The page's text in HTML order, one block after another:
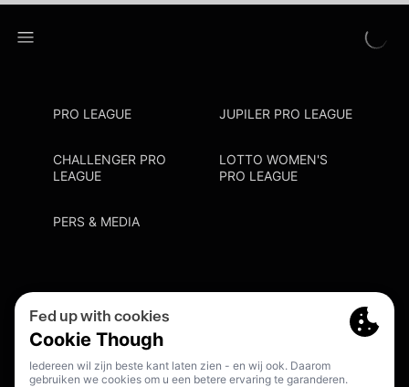
PRO LEAGUE JUPILER PRO LEAGUE
CHALLENGER PRO
LEAGUE
LOTTO WOMEN'S
PRO LEAGUE
PERS & MEDIA
Cookie Policy
Meldpunt Racisme En Discriminatie